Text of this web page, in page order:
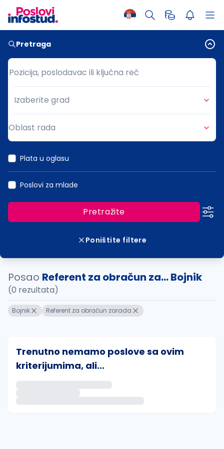
Pretraga
Pozicija, poslodavac ili ključna reč
Pozicija, poslodavac ili ključna reč
Grad
Izaberite grad
Oblast rada
Plata u oglasu
Poslovi za mlade
Pretražite
Poništite filtere
Posao Referent za obračun za... Bojnik
(0 rezultata)
Bojnik Referent za obračun zarada
Trenutno nemamo poslove sa ovim
kriterijumima, ali...